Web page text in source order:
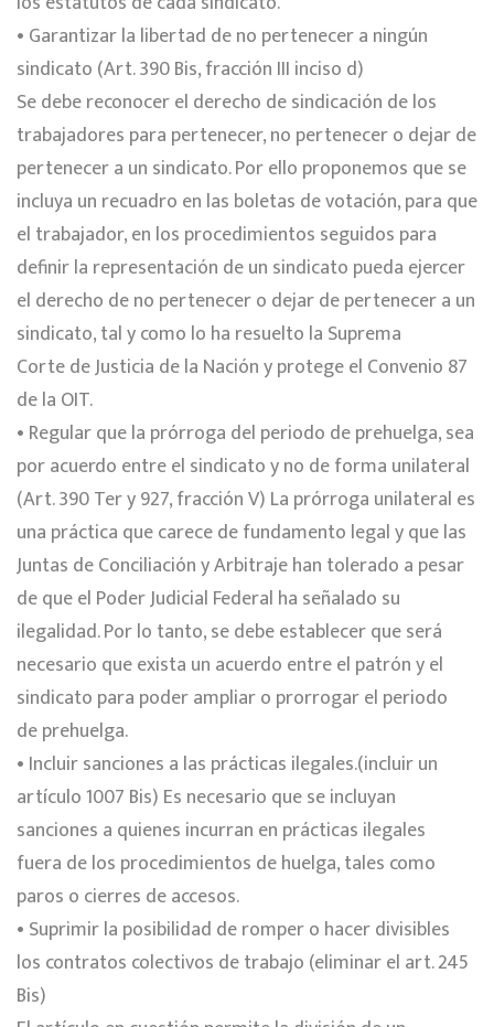
• Garantizar la libertad de no pertenecer a ningún
sindicato (Art. 390 Bis, fracción III inciso d)
Se debe reconocer el derecho de sindicación de los
trabajadores para pertenecer, no pertenecer o dejar de
pertenecer a un sindicato. Por ello proponemos que se
incluya un recuadro en las boletas de votación, para que
el trabajador, en los procedimientos seguidos para
definir la representación de un sindicato pueda ejercer
el derecho de no pertenecer o dejar de pertenecer a un
sindicato, tal y como lo ha resuelto la Suprema
Corte de Justicia de la Nación y protege el Convenio 87
de la OIT.
• Regular que la prórroga del periodo de prehuelga, sea
por acuerdo entre el sindicato y no de forma unilateral
(Art. 390 Ter y 927, fracción V) La prórroga unilateral es
una práctica que carece de fundamento legal y que las
Juntas de Conciliación y Arbitraje han tolerado a pesar
de que el Poder Judicial Federal ha señalado su
ilegalidad. Por lo tanto, se debe establecer que será
necesario que exista un acuerdo entre el patrón y el
sindicato para poder ampliar o prorrogar el periodo
de prehuelga.
• Incluir sanciones a las prácticas ilegales.(incluir un
artículo 1007 Bis) Es necesario que se incluyan
sanciones a quienes incurran en prácticas ilegales
fuera de los procedimientos de huelga, tales como
paros o cierres de accesos.
• Suprimir la posibilidad de romper o hacer divisibles
los contratos colectivos de trabajo (eliminar el art. 245
Bis)